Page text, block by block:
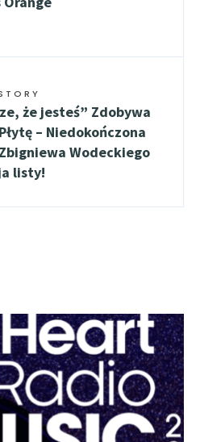
że jesteś” Zdobywa
– Niedokończona
Wodeckiego
listy!